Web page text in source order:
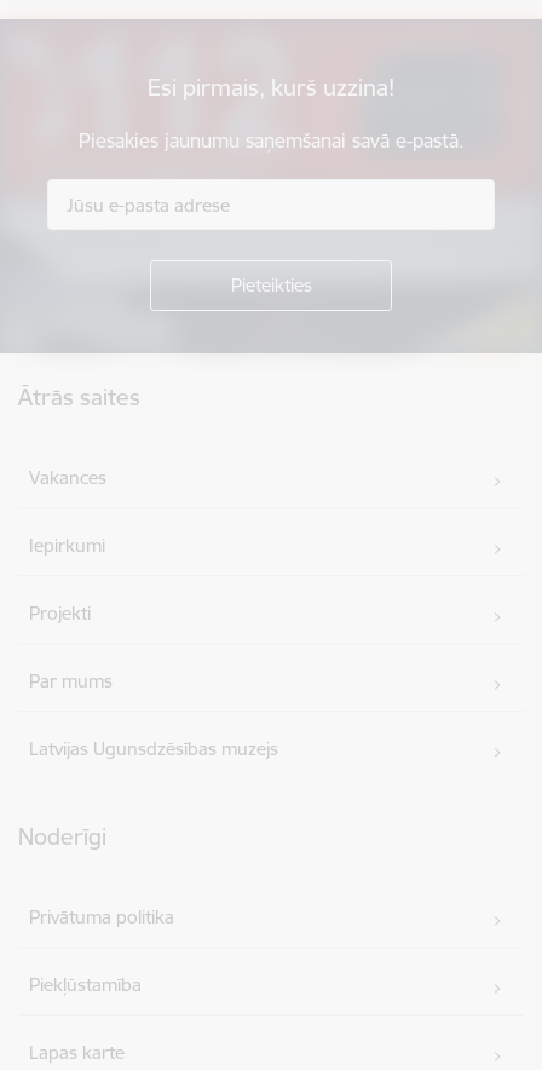
Esi pirmais, kurš uzzina!
Piesakies jaunumu saņemšanai savā e-pastā.
Ātrās saites
Vakances
Iepirkumi
Projekti
Par mums
Latvijas Ugunsdzēsības muzejs
Noderīgi
Privātuma politika
Piekļūstamība
Lapas karte